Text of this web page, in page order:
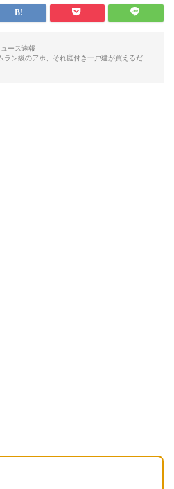
ュース速報
ラン級のアホ、それ庭付き一戸建が買えるだ